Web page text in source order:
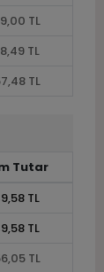
TL
TL
TL
Tutar
TL
TL
TL